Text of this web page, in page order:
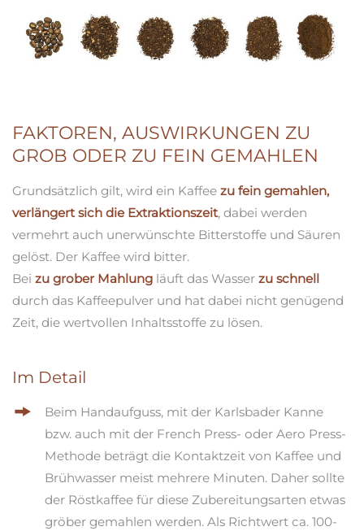
FAKTOREN, AUSWIRKUNGEN ZU
GROB ODER ZU FEIN GEMAHLEN
Grundsätzlich gilt, wird ein Kaffee zu fein gemahlen,
verlängert sich die Extraktionszeit, dabei werden
vermehrt auch unerwünschte Bitterstoffe und Säuren
gelöst. Der Kaffee wird bitter.
Bei zu grober Mahlung läuft das Wasser zu schnell
durch das Kaffeepulver und hat dabei nicht genügend
Zeit, die wertvollen Inhaltsstoffe zu lösen.
Im Detail
Beim Handaufguss, mit der Karlsbader Kanne
bzw. auch mit der French Press- oder Aero Press-
Methode beträgt die Kontaktzeit von Kaffee und
Brühwasser meist mehrere Minuten. Daher sollte
der Röstkaffee für diese Zubereitungsarten etwas
gröber gemahlen werden. Als Richtwert ca. 100-